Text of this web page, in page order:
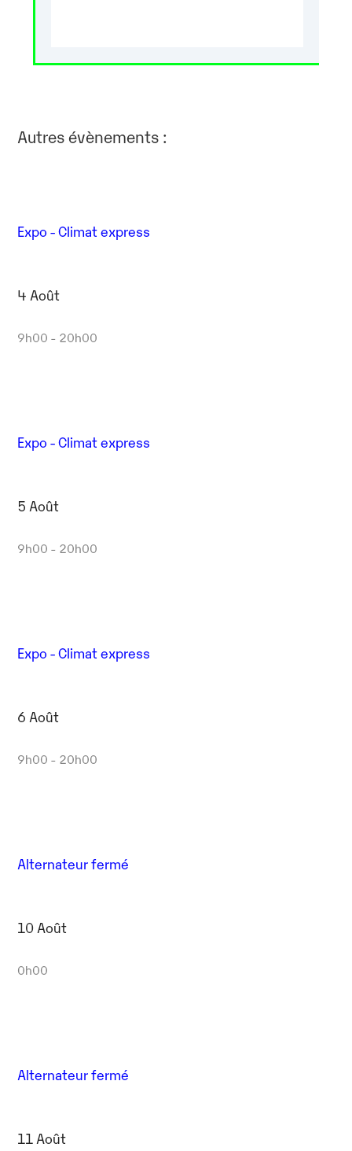
Autres évènements :
Expo - Climat express
4 Août
9h00 - 20h00
Expo - Climat express
5 Août
9h00 - 20h00
Expo - Climat express
6 Août
9h00 - 20h00
Alternateur fermé
10 Août
0h00
Alternateur fermé
11 Août